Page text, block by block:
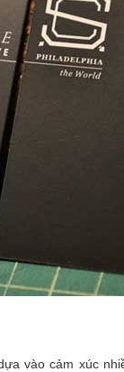
vào cảm xúc